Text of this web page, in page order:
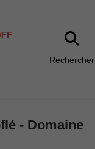
Rechercher
- Domaine